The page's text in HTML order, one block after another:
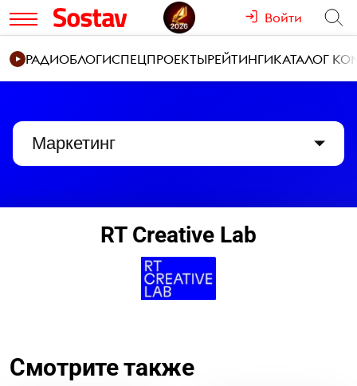
Войти
РАДИОБЛОГИСПЕЦПРОЕКТЫРЕЙТИНГИКАТАЛОГ
Маркетинг
RT Creative Lab
Смотрите также